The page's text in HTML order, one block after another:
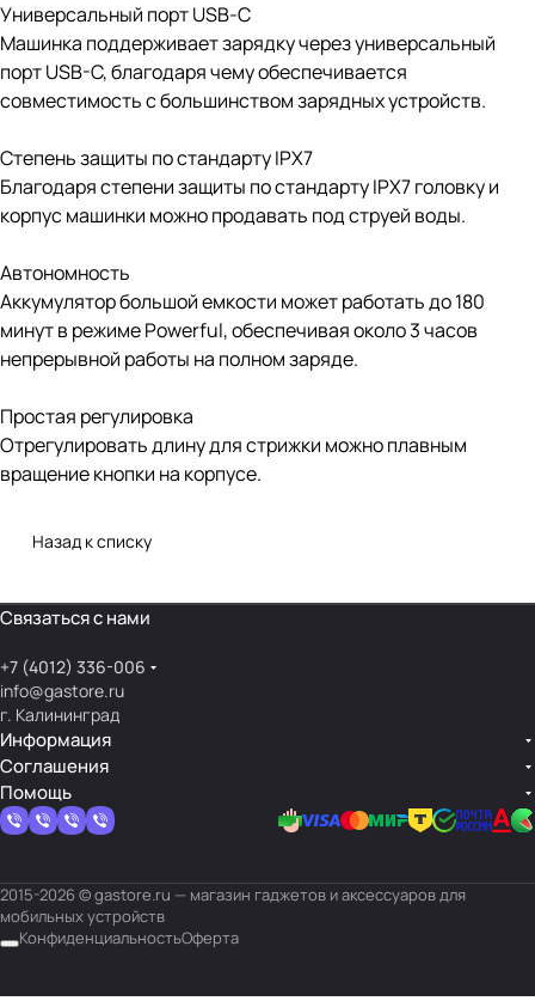
Универсальный порт USB-С
Машинка поддерживает зарядку через универсальный
порт USB-C, благодаря чему обеспечивается
совместимость с большинством зарядных устройств.
Степень защиты по стандарту IPX7
Благодаря степени защиты по стандарту IPX7 головку и
корпус машинки можно продавать под струей воды.
Автономность
Аккумулятор большой емкости может работать до 180
минут в режиме Powerful, обеспечивая около 3 часов
непрерывной работы на полном заряде.
Простая регулировка
Отрегулировать длину для стрижки можно плавным
вращение кнопки на корпусе.
Назад к списку
Связаться с нами
+7 (4012) 336-006
info@gastore.ru
г. Калининград
Информация
Соглашения
Помощь
2015-2026 © gastore.ru — магазин гаджетов и аксессуаров для
мобильных устройств
КонфиденциальностьОферта